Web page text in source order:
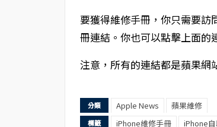
要獲得維修手冊，你只需要
冊連結。你也可以點擊上面的
注意，所有的連結都是蘋果網
分類 Apple News 蘋果維修
標籤 iPhone維修手冊 iPhone